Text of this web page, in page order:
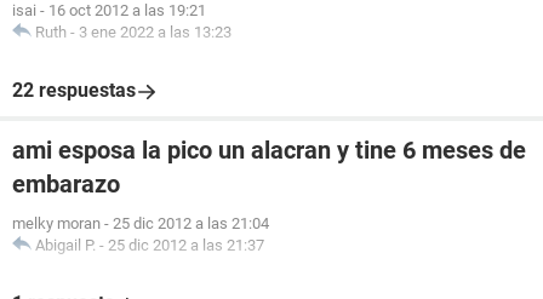
isai - 16 oct 2012 a las 19:21
Ruth - 3 ene 2022 a las 13:23
22 respuestas
ami esposa la pico un alacran y tine 6 meses de
embarazo
melky moran - 25 dic 2012 a las 21:04
Abigail P. - 25 dic 2012 a las 21:37